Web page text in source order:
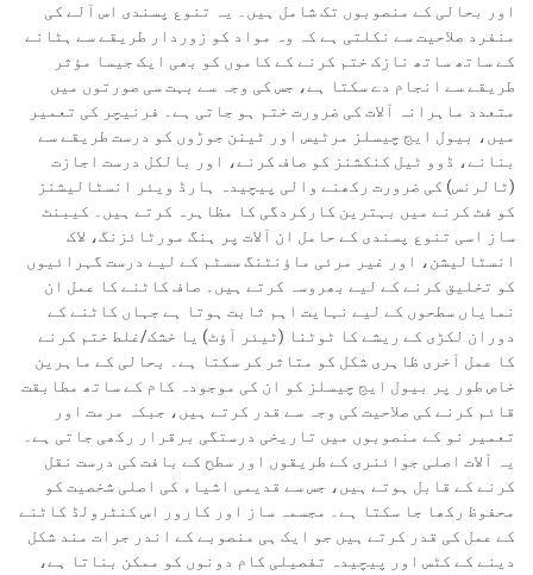
اور بحالی کے منصوبوں تک شامل ہیں۔ یہ تنوع پسندی اس آلے کی
منفرد صلاحیت سے نکلتی ہے کہ وہ مواد کو زوردار طریقے سے ہٹانے
کے ساتھ ساتھ نازک ختم کرنے کے کاموں کو بھی ایک جیسا مؤثر
طریقے سے انجام دے سکتا ہے، جس کی وجہ سے بہت سی صورتوں میں
متعدد ماہرانہ آلات کی ضرورت ختم ہو جاتی ہے۔ فرنیچر کی تعمیر
میں، بیول ایج چیسلز مرٹیس اور ٹینن جوڑوں کو درست طریقے سے
بنانے، ڈوو ٹیل کنکشنز کو صاف کرنے، اور بالکل درست اجازت
(ٹالرنس) کی ضرورت رکھنے والی پیچیدہ ہارڈ ویئر انسٹالیشنز
کو فٹ کرنے میں بہترین کارکردگی کا مظاہرہ کرتے ہیں۔ کیبنٹ
ساز اسی تنوع پسندی کے حامل ان آلات پر ہنگ مورٹائزنگ، لاک
انسٹالیشن، اور غیر مرئی ماؤنٹنگ سسٹم کے لیے درست گہرائیوں
کو تخلیق کرنے کے لیے بھروسہ کرتے ہیں۔ صاف کاٹنے کا عمل ان
نمایاں سطحوں کے لیے نہایت اہم ثابت ہوتا ہے جہاں کاٹنے کے
دوران لکڑی کے ریشے کا ٹوٹنا (ٹیئر آؤٹ) یا خشک/غلط ختم کرنے
کا عمل آخری ظاہری شکل کو متاثر کر سکتا ہے۔ بحالی کے ماہرین
خاص طور پر بیول ایج چیسلز کو ان کی موجودہ کام کے ساتھ مطابقت
قائم کرنے کی صلاحیت کی وجہ سے قدر کرتے ہیں، جبکہ مرمت اور
تعمیر نو کے منصوبوں میں تاریخی درستگی برقرار رکھی جاتی ہے۔
یہ آلات اصلی جوائنری کے طریقوں اور سطح کے بافت کی درست نقل
کرنے کے قابل ہوتے ہیں، جس سے قدیمی اشیاء کی اصلی شخصیت کو
محفوظ رکھا جا سکتا ہے۔ مجسمہ ساز اور کارور اس کنٹرولڈ کاٹنے
کے عمل کی قدر کرتے ہیں جو ایک ہی منصوبے کے اندر جرات مند شکل
دینے کے کٹس اور پیچیدہ تفصیلی کام دونوں کو ممکن بناتا ہے،